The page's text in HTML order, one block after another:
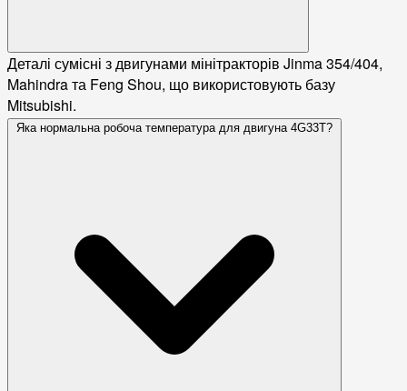
Деталі сумісні з двигунами мінітракторів Jinma 354/404,
Mahindra та Feng Shou, що використовують базу
Mitsubishi.
Яка нормальна робоча температура для двигуна 4G33T?